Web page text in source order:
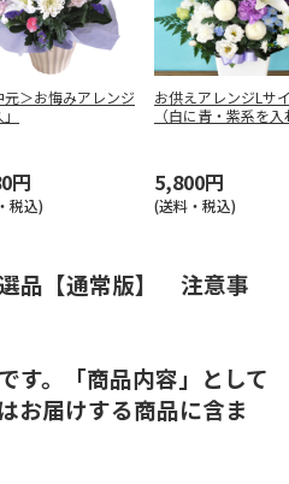
元＞お悔みアレンジ
円
税込)
お供えアレンジLサ
（白に青・紫系を
5,800円
(送料・税込)
品【通常版】 注意事
す。「商品内容」として
お届けする商品に含ま